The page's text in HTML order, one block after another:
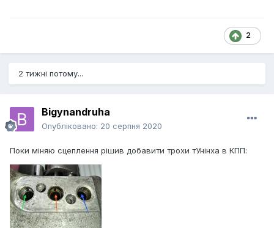
2
2 тижні потому...
Bigynandruha
Опубліковано: 20 серпня 2020
Поки міняю сцеплення рішив добавити трохи тУнінха в КПП: